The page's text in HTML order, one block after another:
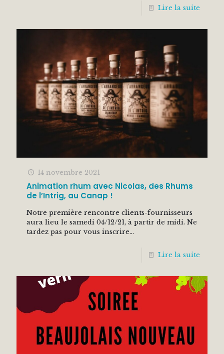
Lire la suite
14 novembre 2021
Animation rhum avec Nicolas, des Rhums
de l’Intrig, au Canap !
Notre première rencontre clients-fournisseurs
aura lieu le samedi 04/12/21, à partir de midi. Ne
tardez pas pour vous inscrire...
Lire la suite